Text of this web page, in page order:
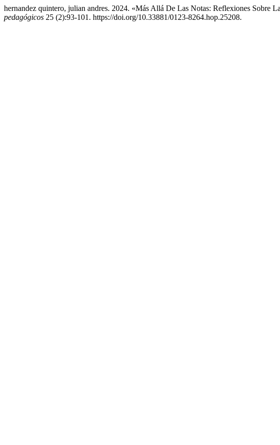
hernandez quintero, julian andres. 2024. «Más Allá De Las Notas: Reflexiones Sobre
pedagógicos 25 (2):93-101. https://doi.org/10.33881/0123-8264.hop.25208.